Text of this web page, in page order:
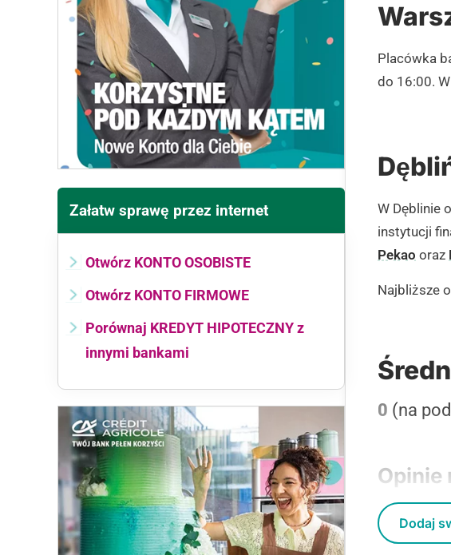
Załatw sprawę przez internet
Otwórz KONTO OSOBISTE
Otwórz KONTO FIRMOWE
Porównaj KREDYT HIPOTECZNY z
innymi bankami
Placówka
do 16:00.
W Dęblinie
instytucji
Pekao oraz
Najbliższe
0 (na
Opinie
Dodaj